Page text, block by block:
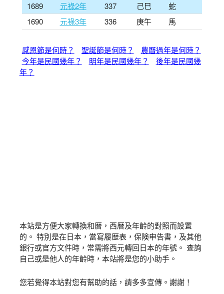
1689
元祿2年 337 己巳
蛇
1690
元祿3年 336 庚午 馬
感恩節是何時？ 聖誕節是何時？
農曆過年是何時？
今年是民國幾年？
明年是民國幾年？
後年是民國幾
年？
本站是方便大家轉換和暦，西暦及年齡的對照而設置
的。 特別是在日本，當寫履歴表，保険申告書，及其他
銀行或官方文件時，常需將西元轉回日本的年號。 查詢
自己或是他人的年齡時，本站將是您的小助手。
您若覺得本站對您有幫助的話，請多多宣傳。謝謝！